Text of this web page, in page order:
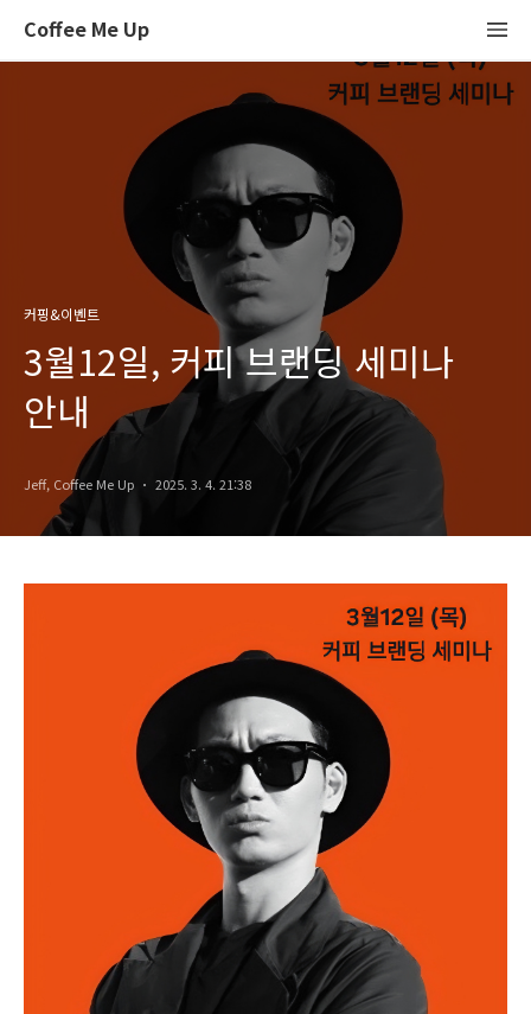
Coffee Me Up
커핑&이벤트
3월12일, 커피 브랜딩 세미나
안내
Jeff, Coffee Me Up 2025. 3. 4. 21:38